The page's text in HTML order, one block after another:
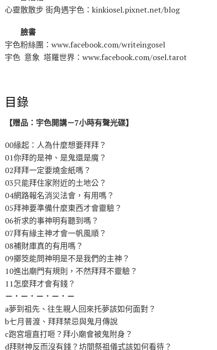
心靈散散步 街角遇宇色：kinkiosel.pixnet.net/blog
臉書
宇色粉絲團：www.facebook.com/writeingosel
宇色 意象 塔羅世界：www.facebook.com/osel.tarot
目錄
【贈品：宇色開講－7小時有聲光碟】
00緣起：人為什麼想要拜拜？
01你拜的是神、是鬼還是魔？
02拜拜一定要燒金紙嗎？
03只能拜住家附近的土地公？
04網路報名消災法會，有用嗎？
05拜神要準備什麼東西才會靈驗？
06祈求的事神明有聽到嗎？
07拜有緣主神才會一帆風順？
08補財庫真的有用嗎？
09擲筊能問神明是不是我們的主神？
10進出廟門有規則，不然拜拜不靈驗？
11怎麼拜才會有錢？
－．－．－．－．－
a夢到祖先、往生親人回來托夢該如何面對？
b七月普渡、拜拜禁忌與鬼月傳說
c跑宮壇直打咂？拜小廟會被鬼附身？
d拜財神反而沒有錢？坊間祭祖儀式該如何看待？